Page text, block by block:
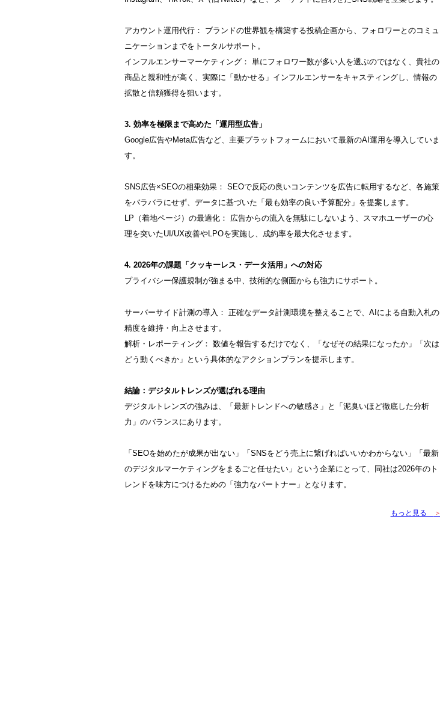
アカウント運用代行： ブランドの世界観を構築する投稿企画から、フォロワーとのコミュ
ニケーションまでをトータルサポート。
インフルエンサーマーケティング： 単にフォロワー数が多い人を選ぶのではなく、貴社の
商品と親和性が高く、実際に「動かせる」インフルエンサーをキャスティングし、情報の
拡散と信頼獲得を狙います。
3. 効率を極限まで高めた「運用型広告」
Google広告やMeta広告など、主要プラットフォームにおいて最新のAI運用を導入していま
す。
SNS広告×SEOの相乗効果： SEOで反応の良いコンテンツを広告に転用するなど、各施策
をバラバラにせず、データに基づいた「最も効率の良い予算配分」を提案します。
LP（着地ページ）の最適化： 広告からの流入を無駄にしないよう、スマホユーザーの心
理を突いたUI/UX改善やLPOを実施し、成約率を最大化させます。
4. 2026年の課題「クッキーレス・データ活用」への対応
プライバシー保護規制が強まる中、技術的な側面からも強力にサポート。
サーバーサイド計測の導入： 正確なデータ計測環境を整えることで、AIによる自動入札の
精度を維持・向上させます。
解析・レポーティング： 数値を報告するだけでなく、「なぜその結果になったか」「次は
どう動くべきか」という具体的なアクションプランを提示します。
結論：デジタルトレンズが選ばれる理由
デジタルトレンズの強みは、「最新トレンドへの敏感さ」と「泥臭いほど徹底した分析
力」のバランスにあります。
「SEOを始めたが成果が出ない」「SNSをどう売上に繋げればいいかわからない」「最新
のデジタルマーケティングをまるごと任せたい」という企業にとって、同社は2026年のト
レンドを味方につけるための「強力なパートナー」となります。
もっと見る ＞